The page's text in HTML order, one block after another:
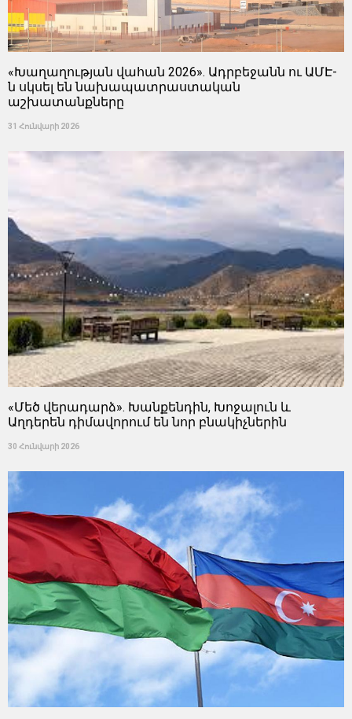
«Խաղաղության վահան 2026». Ադրբեջանն ու ԱՄԷ-
ն սկսել են նախապատրաստական ​​
աշխատանքները
31 Հունվարի 2026
«Մեծ վերադարձ». Խանքենդին, Խոջալուն և
Աղդերեն դիմավորում են նոր բնակիչներին
30 Հունվարի 2026